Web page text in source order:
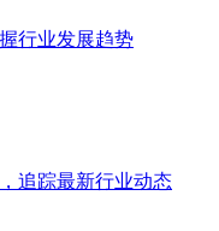
行业发展趋势
追踪最新行业动态